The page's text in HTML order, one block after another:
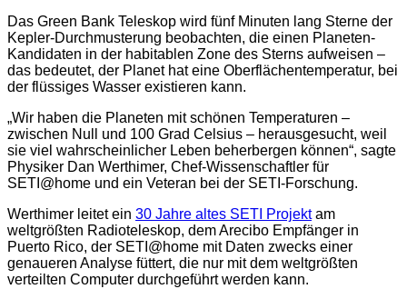
Das Green Bank Teleskop wird fünf Minuten lang Sterne der
Kepler-Durchmusterung beobachten, die einen Planeten-
Kandidaten in der habitablen Zone des Sterns aufweisen –
das bedeutet, der Planet hat eine Oberflächentemperatur, bei
der flüssiges Wasser existieren kann.
„Wir haben die Planeten mit schönen Temperaturen –
zwischen Null und 100 Grad Celsius – herausgesucht, weil
sie viel wahrscheinlicher Leben beherbergen können“, sagte
Physiker Dan Werthimer, Chef-Wissenschaftler für
SETI@home und ein Veteran bei der SETI-Forschung.
Werthimer leitet ein 30 Jahre altes SETI Projektam
weltgrößten Radioteleskop, dem Arecibo Empfänger in
Puerto Rico, der SETI@home mit Daten zwecks einer
genaueren Analyse füttert, die nur mit dem weltgrößten
verteilten Computer durchgeführt werden kann.